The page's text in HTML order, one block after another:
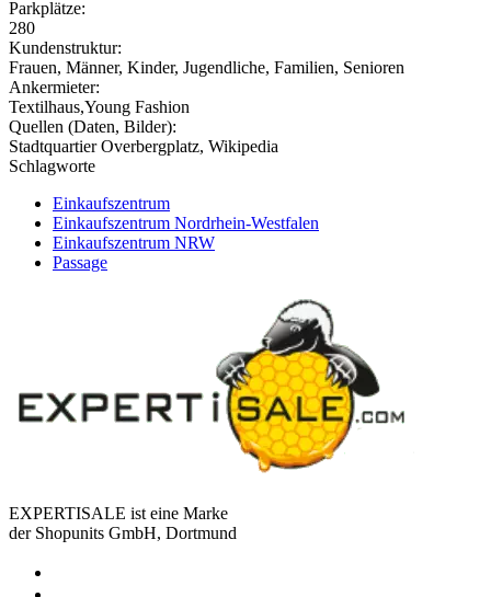
Parkplätze:
280
Kundenstruktur:
Frauen, Männer, Kinder, Jugendliche, Familien, Senioren
Ankermieter:
Textilhaus,Young Fashion
Quellen (Daten, Bilder):
Stadtquartier Overbergplatz, Wikipedia
Schlagworte
Einkaufszentrum
Einkaufszentrum Nordrhein-Westfalen
Einkaufszentrum NRW
Passage
EXPERTISALE ist eine Marke
der Shopunits GmbH, Dortmund